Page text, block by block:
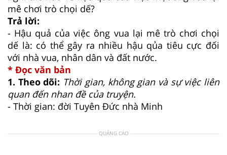
mê chơi trò chọi dế?
Trả lời:
- Hậu quả của việc ông vua lại mê trò chơi chọi
dế là: có thể gây ra nhiều hậu qủa tiêu cực đối
với nhà vua, nhân dân và đất nước.
* Đọc văn bản
1. Theo dõi: Thời gian, không gian và sự việc liên
quan đến nhan đề của truyện.
- Thời gian: đời Tuyên Đức nhà Minh
QUẢNG CÁO